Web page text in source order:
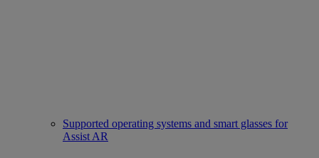
Supported operating systems and smart glasses for
Assist AR